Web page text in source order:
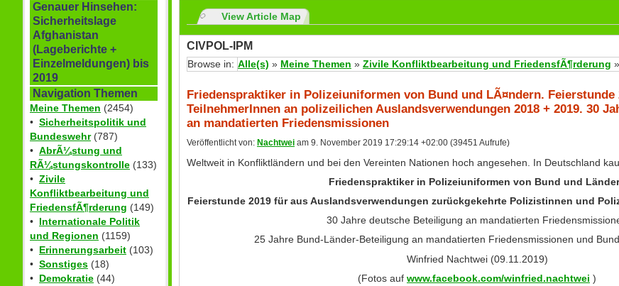
Genauer Hinsehen:
Sicherheitslage
Afghanistan
(Lageberichte +
Einzelmeldungen) bis
2019
Navigation Themen
Meine Themen (2454)
• Sicherheitspolitik und
Bundeswehr(787)
• AbrÃ¼stung und
RÃ¼stungskontrolle (133)
• Zivile
Konfliktbearbeitung und
FriedensfÃ¶rderung (149)
• Internationale Politik
und Regionen (1159)
• Erinnerungsarbeit (103)
• Sonstiges (18)
• Demokratie (44)
View Article Map
CIVPOL-IPM
Browse in: Alle(s) » Meine Themen » Zivile Konfliktbearbeitung und FriedensfÃ¶rderung »
Friedenspraktiker in Polizeiuniformen von Bund und LÃ¤ndern.
TeilnehmerInnen an polizeilichen Auslandsverwendungen 2018 + 2019. 30
an mandatierten Friedensmissionen
Veröffentlicht von: Nachtwei am 9. November 2019 17:29:14 +02:00 (39451 Aufrufe)
Weltweit in Konfliktländern und bei den Vereinten Nationen hoch angesehen. In Deutschland
Friedenspraktiker in Polizeiuniformen von Bund und
Feierstunde 2019 für aus Auslandsverwendungen zurückgekehrte Polizistinnen und
30 Jahre deutsche Beteiligung an mandatierten
25 Jahre Bund-Länder-Beteiligung an mandatierten Friedensmissionen und
Winfried Nachtwei (09.11.2019)
(Fotos auf www.facebook.com/winfried.nachtwei )